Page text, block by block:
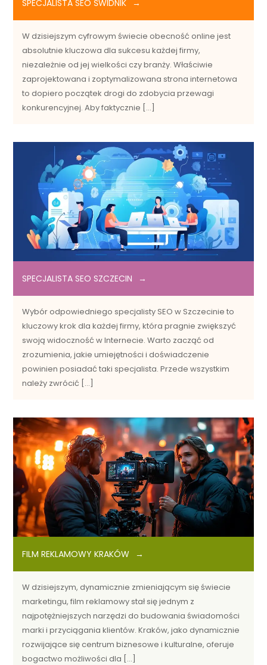
SPECJALISTA SEO ŚWIDNIK
W dzisiejszym cyfrowym świecie obecność online jest
absolutnie kluczowa dla sukcesu każdej firmy,
niezależnie od jej wielkości czy branży. Właściwie
zaprojektowana i zoptymalizowana strona internetowa
to dopiero początek drogi do zdobycia przewagi
konkurencyjnej. Aby faktycznie […]
SPECJALISTA SEO SZCZECIN
Wybór odpowiedniego specjalisty SEO w Szczecinie to
kluczowy krok dla każdej firmy, która pragnie zwiększyć
swoją widoczność w Internecie. Warto zacząć od
zrozumienia, jakie umiejętności i doświadczenie
powinien posiadać taki specjalista. Przede wszystkim
należy zwrócić […]
FILM REKLAMOWY KRAKÓW
W dzisiejszym, dynamicznie zmieniającym się świecie
marketingu, film reklamowy stał się jednym z
najpotężniejszych narzędzi do budowania świadomości
marki i przyciągania klientów. Kraków, jako dynamicznie
rozwijające się centrum biznesowe i kulturalne, oferuje
bogactwo możliwości dla […]